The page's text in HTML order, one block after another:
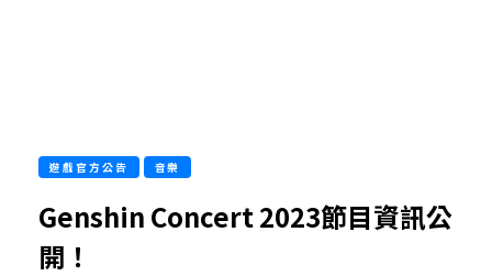
遊戲官方公告 音樂
Genshin Concert 2023節目資訊公
開！